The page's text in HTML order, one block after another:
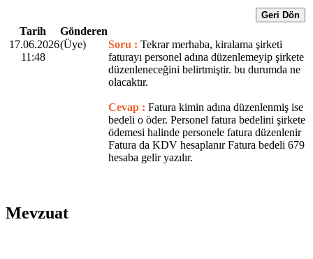
Geri Dön
Tarih
Gönderen
17.06.2026
11:48
(Üye) Soru : Tekrar merhaba, kiralama şirketi
faturayı personel adına düzenlemeyip şirkete
düzenleneceğini belirtmiştir. bu durumda ne
olacaktır.
Cevap : Fatura kimin adına düzenlenmiş ise
bedeli o öder. Personel fatura bedelini şirkete
ödemesi halinde personele fatura düzenlenir
Fatura da KDV hesaplanır Fatura bedeli 679
hesaba gelir yazılır.
Mevzuat